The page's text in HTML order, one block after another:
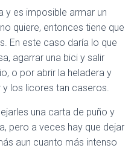
y es imposible armar un
quiere, entonces tiene que
En este caso daría lo que
agarrar una bici y salir
o por abrir la heladera y
los licores tan caseros.
una carta de puño y
pero a veces hay que dejar
aun cuanto más intenso